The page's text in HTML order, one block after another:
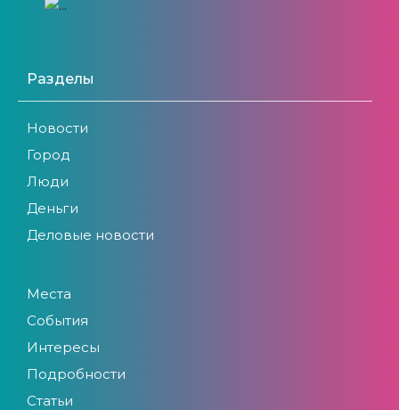
Разделы
Новости
Город
Люди
Деньги
Деловые новости
Места
События
Интересы
Подробности
Статьи